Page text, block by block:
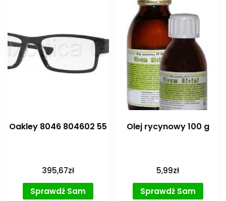
Oakley 8046 804602 55
395,67zł
Sprawdź Sam
Olej rycynowy 100 g
5,99zł
Sprawdź Sam